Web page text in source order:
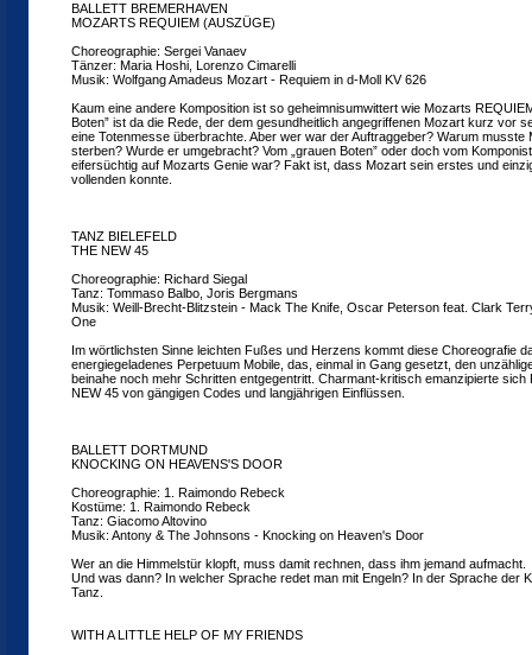
BALLETT BREMERHAVEN
MOZARTS REQUIEM (AUSZÜGE)
Choreographie: Sergei Vanaev
Tänzer: Maria Hoshi, Lorenzo Cimarelli
Musik: Wolfgang Amadeus Mozart - Requiem in d-Moll KV 626
Kaum eine andere Komposition ist so geheimnisumwittert wie Mozarts
Boten” ist da die Rede, der dem gesundheitlich angegriffenen Mozart kurz vor
eine Totenmesse überbrachte. Aber wer war der Auftraggeber? Warum musste
sterben? Wurde er umgebracht? Vom „grauen Boten” oder doch vom
eifersüchtig auf Mozarts Genie war? Fakt ist, dass Mozart sein erstes und
vollenden konnte.
TANZ BIELEFELD
THE NEW 45
Choreographie: Richard Siegal
Tanz: Tommaso Balbo, Joris Bergmans
Musik: Weill-Brecht-Blitzstein - Mack The Knife, Oscar Peterson feat. Clark
One
Im wörtlichsten Sinne leichten Fußes und Herzens kommt diese Choreografie
energiegeladenes Perpetuum Mobile, das, einmal in Gang gesetzt, den
beinahe noch mehr Schritten entgegentritt. Charmant-kritisch emanzipierte sich
NEW 45 von gängigen Codes und langjährigen Einflüssen.
BALLETT DORTMUND
KNOCKING ON HEAVENS'S DOOR
Choreographie: 1. Raimondo Rebeck
Kostüme: 1. Raimondo Rebeck
Tanz: Giacomo Altovino
Musik: Antony & The Johnsons - Knocking on Heaven's Door
Wer an die Himmelstür klopft, muss damit rechnen, dass ihm jemand aufmacht.
Und was dann? In welcher Sprache redet man mit Engeln? In der Sprache der
Tanz.
WITH A LITTLE HELP OF MY FRIENDS